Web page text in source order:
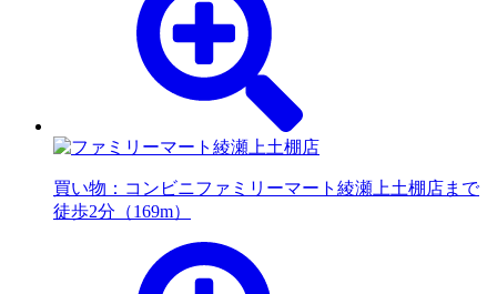
買い物：コンビニファミリーマート綾瀬上土棚店まで
徒歩2分（169m）